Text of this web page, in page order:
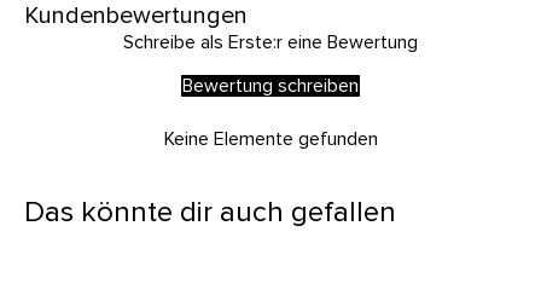
Kundenbewertungen
Schreibe als Erste:r eine Bewertung
Bewertung schreiben
Keine Elemente gefunden
Das könnte dir auch gefallen